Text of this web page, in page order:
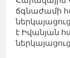
ճգնաժամի
է Իվանյան